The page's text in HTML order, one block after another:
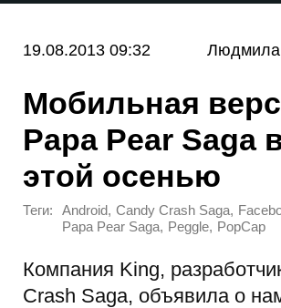
19.08.2013 09:32 Людмила
Мобильная
Papa Pear Saga
этой осенью
Теги: Android, Candy Crash Saga,
Papa Pear Saga, Peggle, PopCap
Компания King,
Crash Saga, объявила о